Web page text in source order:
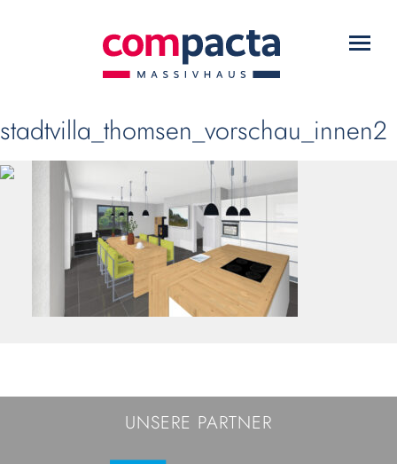
WARUM COMPACTA?
HAUSTYPEN
DOWNLOADS
KONTAKT
stadtvilla_thomsen_vorschau_innen2
UNSERE PARTNER